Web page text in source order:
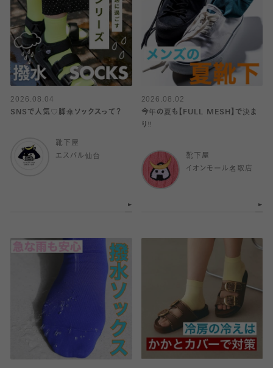
2026.08.04
SNSで人気♡脚傘ソックスって？
靴下屋
エスパル仙台
2026.08.02
今年の夏も【FULL MESH】で決ま
り️‼️
靴下屋
イオンモール名取店